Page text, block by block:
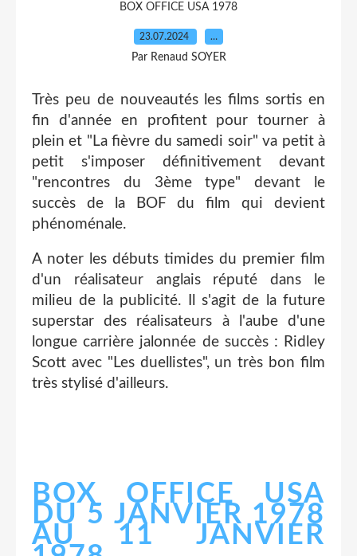
BOX OFFICE USA 1978
23.07.2024 …
Par Renaud SOYER
Très peu de nouveautés les films sortis en
fin d'année en profitent pour tourner à
plein et "La fièvre du samedi soir" va petit à
petit s'imposer définitivement devant
"rencontres du 3ème type" devant le
succès de la BOF du film qui devient
phénoménale.
A noter les débuts timides du premier film
d'un réalisateur anglais réputé dans le
milieu de la publicité. Il s'agit de la future
superstar des réalisateurs à l'aube d'une
longue carrière jalonnée de succès : Ridley
Scott avec "Les duellistes", un très bon film
très stylisé d'ailleurs.
BOX OFFICE USA
DU 5 JANVIER 1978
AU 11 JANVIER